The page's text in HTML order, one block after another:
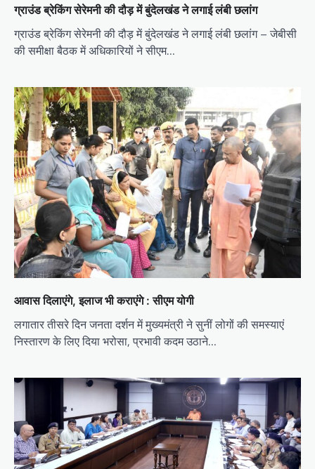
ग्राउंड ब्रेकिंग सेरेमनी की दौड़ में बुंदेलखंड ने लगाई लंबी छलांग
ग्राउंड ब्रेकिंग सेरेमनी की दौड़ में बुंदेलखंड ने लगाई लंबी छलांग – जेबीसी
की समीक्षा बैठक में अधिकारियों ने सीएम…
आवास दिलाएंगे, इलाज भी कराएंगे : सीएम योगी
लगातार तीसरे दिन जनता दर्शन में मुख्यमंत्री ने सुनीं लोगों की समस्याएं
निस्तारण के लिए दिया भरोसा, प्रभावी कदम उठाने…